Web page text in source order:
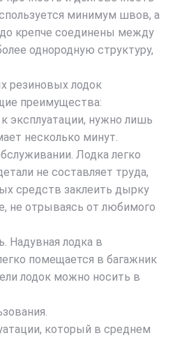
минимум швов, а
крепче соединены между
однородную структуру,
резиновых лодок
преимущества:
эксплуатации, нужно лишь
несколько минут.
Лодка легко
не составляет труда,
средств заклеить дырку
не отрываясь от любимого
Надувная лодка в
помещается в багажник
лодок можно носить в
который в среднем